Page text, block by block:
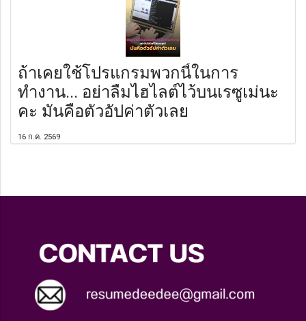
ถ้าเคยใช้โปรแกรมพวกนี้ในการ
ทำงาน... อย่าลืมไฮไลต์ไว้บนเรซูเม่นะ
คะ มันคือตัวอัปค่าตัวเลย
16 ก.ค. 2569